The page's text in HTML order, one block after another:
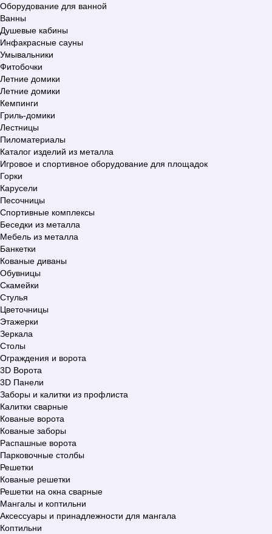
Оборудование для ванной
Ванны
Душевые кабины
Инфакрасные сауны
Умывальники
Фитобочки
Летние домики
Летние домики
Кемпинги
Гриль-домики
Лестницы
Пиломатериалы
Каталог изделий из металла
Игровое и спортивное оборудование для площадок
Горки
Карусели
Песочницы
Спортивные комплексы
Беседки из металла
Мебель из металла
Банкетки
Кованые диваны
Обувницы
Скамейки
Стулья
Цветочницы
Этажерки
Зеркала
Столы
Ограждения и ворота
3D Ворота
3D Панели
Заборы и калитки из профлиста
Калитки сварные
Кованые ворота
Кованые заборы
Распашные ворота
Парковочные столбы
Решетки
Кованые решетки
Решетки на окна сварные
Мангалы и коптильни
Аксессуары и принадлежности для мангала
Коптильни